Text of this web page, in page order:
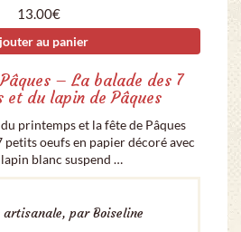
13.00€
au panier
– La balade des 7
du lapin de Pâques
printemps et la fête de Pâques
petits oeufs en papier décoré avec
blanc suspend …
par Boiseline